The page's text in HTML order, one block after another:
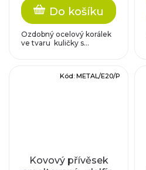
Do košíku
Ozdobný ocelový korálek
ve tvaru kuličky s...
Kovový přívěsek
Kód: METAL/E20/P